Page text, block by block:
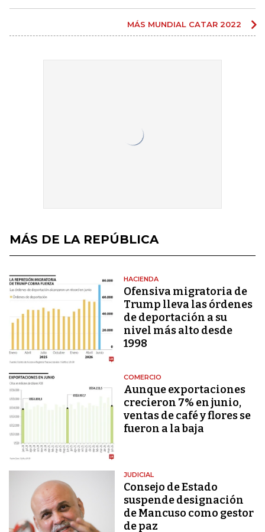
MÁS MUNDIAL CATAR 2022
MÁS DE LA REPÚBLICA
HACIENDA
Ofensiva migratoria de
Trump lleva las órdenes
de deportación a su
nivel más alto desde
1998
COMERCIO
Aunque exportaciones
crecieron 7% en junio,
ventas de café y flores se
fueron a la baja
JUDICIAL
Consejo de Estado
suspende designación
de Mancuso como gestor
de paz